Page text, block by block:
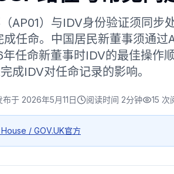
AP01）与IDV身份验证须同
成任命。中国居民新董事须通
任命新董事时IDV的最佳操作
成IDV对任命记录的影响。
布于 2026年5月11日 阅读时间 2分钟 15 次
/ GOV.UK官方